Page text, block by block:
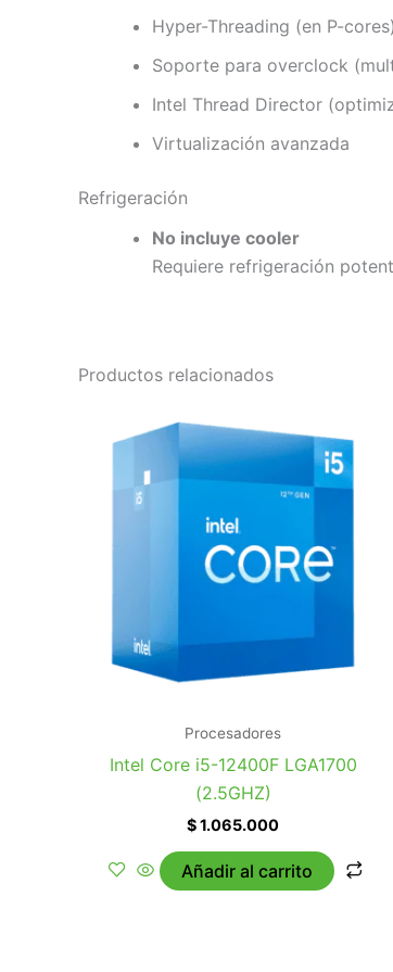
Hyper-Threading (en P-cores)
Soporte para overclock
Intel Thread Director
Virtualización avanzada
Refrigeración
No incluye cooler
Requiere refrigeración
Productos relacionados
Procesadores
Intel Core i5-12400F LGA1700
(2.5GHZ)
$1.065.000
Añadir al carrito